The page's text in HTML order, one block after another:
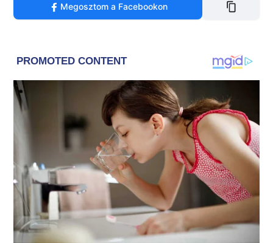
Megosztom a Facebookon